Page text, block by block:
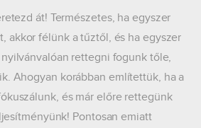
át! Természetes, ha egyszer
akkor félünk a tűztől, és ha egyszer
rettegni fogunk tőle,
Ahogyan korábban említettük, ha a
és már előre rettegünk
Pontosan emiatt